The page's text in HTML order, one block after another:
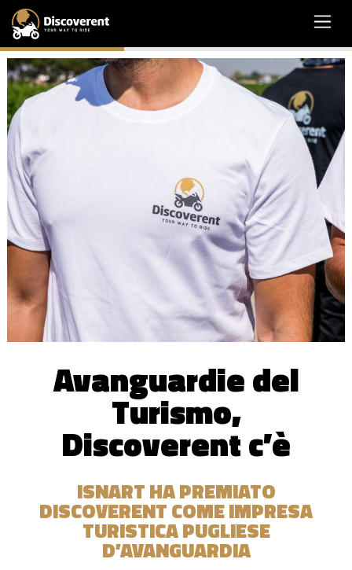
Avanguardie del
Turismo,
Discoverent c’è
ISNART HA PREMIATO
DISCOVERENT COME IMPRESA
TURISTICA PUGLIESE
D’AVANGUARDIA